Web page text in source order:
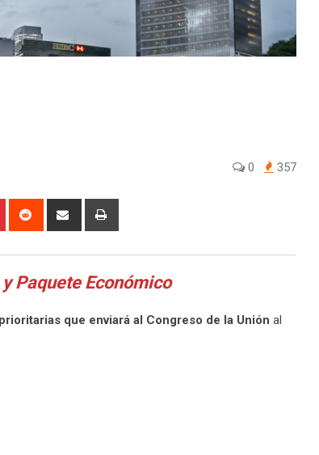
0 357
Pinterest Reddit
Share
Paquete Económico
que enviará al Congreso de la Unión al